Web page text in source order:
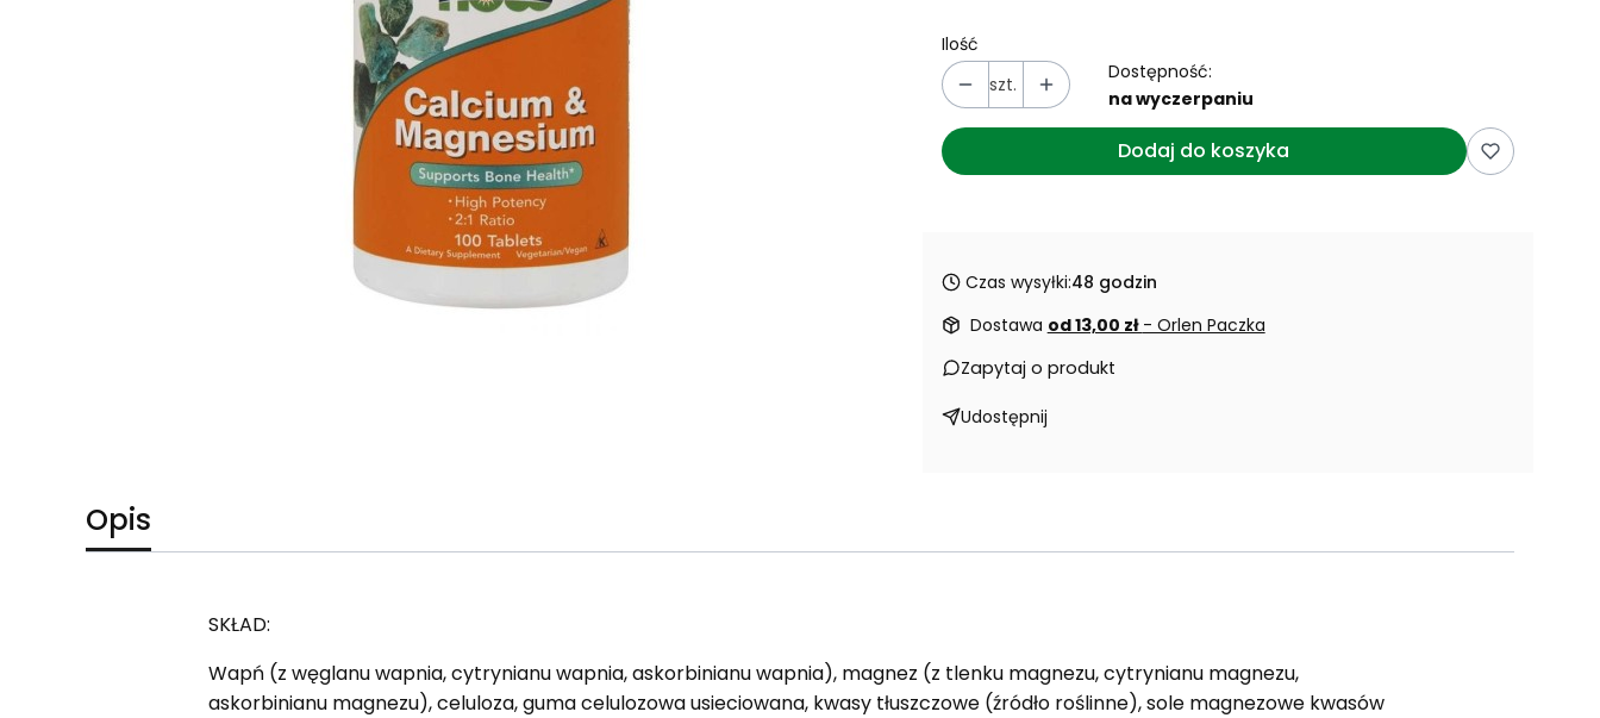
Ilość
szt.
Dostępność:
na wyczerpaniu
Dodaj do koszyka
Czas wysyłki:48 godzin
Dostawa od 13,00 zł - Orlen Paczka
Zapytaj o produkt
Udostępnij
Opis
SKŁAD:
Wapń (z węglanu wapnia, cytrynianu wapnia, askorbinianu wapnia), magnez (z tlenku magnezu, cytrynianu magnezu,
askorbinianu magnezu), celuloza, guma celulozowa usieciowana, kwasy tłuszczowe (źródło roślinne), sole magnezowe kwasów